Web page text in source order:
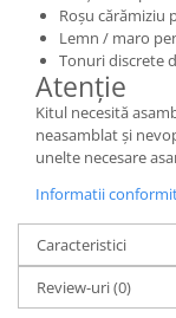
AK Interactive
Vopsea Chrome
Creioane Weathering
Auxiliare
Real Colors Markers
Auxiliare & Diluanti
Playmarkers
Vopsele acrilice &
Solutii Weathering
Roșu cărămiziu
Lemn / maro
Tonuri discrete
Atenție
Kitul necesită
neasamblat și
unelte necesare
Informatii
Caracteristici
Review-uri(0)